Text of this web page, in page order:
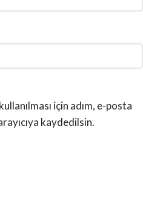
için adım, e-posta
kaydedilsin.